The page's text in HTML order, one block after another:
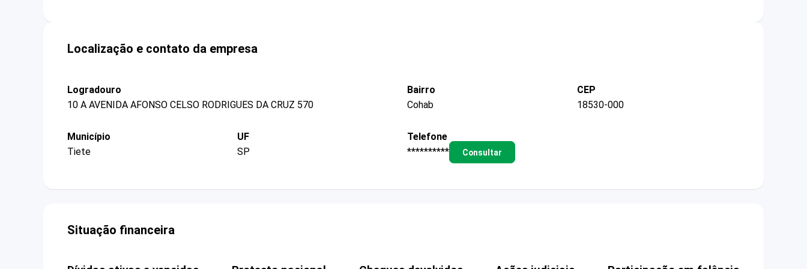
Localização e contato da empresa
Logradouro
10 A AVENIDA AFONSO CELSO RODRIGUES DA CRUZ 570
Bairro
Cohab
CEP
18530-000
Município
Tiete
UF
SP
Telefone
**********
Consultar
Situação financeira